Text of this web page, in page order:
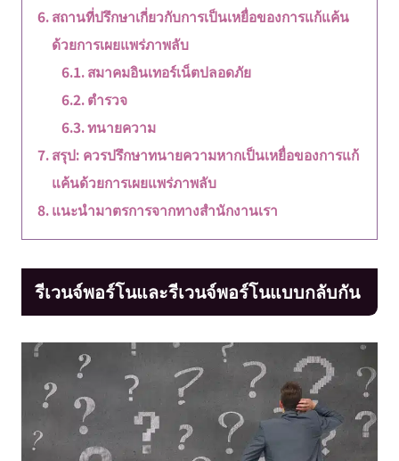
สถานที่ปรึกษาเกี่ยวกับการเป็นเหยื่อของการแก้แค้น
ด้วยการเผยแพร่ภาพลับ
สมาคมอินเทอร์เน็ตปลอดภัย
ตำรวจ
ทนายความ
สรุป: ควรปรึกษาทนายความหากเป็นเหยื่อของการแก้
แค้นด้วยการเผยแพร่ภาพลับ
แนะนำมาตรการจากทางสำนักงานเรา
รีเวนจ์พอร์โนและรีเวนจ์พอร์โนแบบกลับกัน